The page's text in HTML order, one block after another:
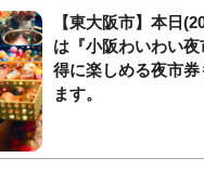
【東大阪市】本日
は『小阪わいわい
得に楽しめる夜市
ます。